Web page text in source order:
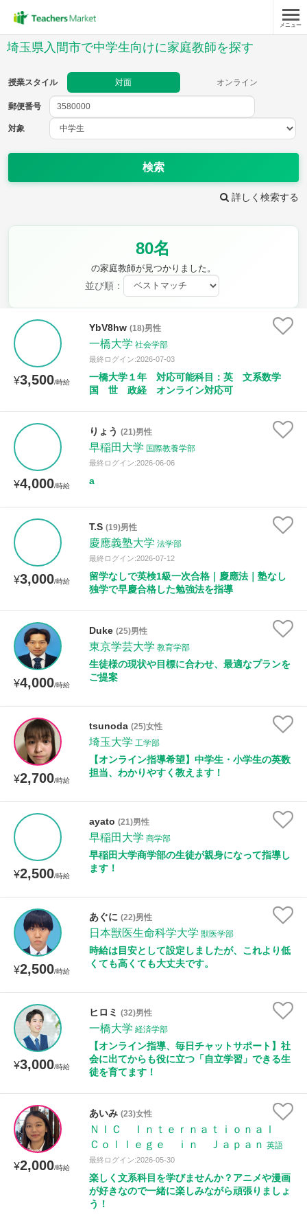
メニュー
埼玉県入間市で中学生向けに家庭教師を探す
授業スタイル 対面 オンライン
郵便番号
対象
検索
詳しく検索する
80名
の家庭教師が見つかりました。
並び順：
¥3,500/時給
YbV8hw (18)男性
一橋大学 社会学部
最終ログイン:2026-07-03
一橋大学１年 対応可能科目：英 文系数学
国 世 政経 オンライン対応可
¥4,000/時給
りょう (21)男性
早稲田大学 国際教養学部
最終ログイン:2026-06-06
a
¥3,000/時給
T.S (19)男性
慶應義塾大学 法学部
最終ログイン:2026-07-12
留学なしで英検1級一次合格｜慶應法｜塾なし
独学で早慶合格した勉強法を指導
¥4,000/時給
Duke (25)男性
東京学芸大学 教育学部
生徒様の現状や目標に合わせ、最適なプランを
ご提案
¥2,700/時給
tsunoda (25)女性
埼玉大学 工学部
【オンライン指導希望】中学生・小学生の英数
担当、わかりやすく教えます！
¥2,500/時給
ayato (21)男性
早稲田大学 商学部
早稲田大学商学部の生徒が親身になって指導し
ます！
¥2,500/時給
あぐに (22)男性
日本獣医生命科学大学 獣医学部
時給は目安として設定しましたが、これより低
くても高くても大丈夫です。
¥3,000/時給
ヒロミ (32)男性
一橋大学 経済学部
【オンライン指導、毎日チャットサポート】社
会に出てからも役に立つ「自立学習」できる生
徒を育てます！
¥2,000/時給
あいみ (23)女性
ＮＩＣ Ｉｎｔｅｒｎａｔｉｏｎａｌ
Ｃｏｌｌｅｇｅ ｉｎ Ｊａｐａｎ 英語
最終ログイン:2026-05-30
楽しく文系科目を学びませんか？アニメや漫画
が好きなので一緒に楽しみながら頑張りましょ
う！
郵便番号
教科
古典
公民 芸術 音楽 保健体育
時給：¥1,000 ～ ¥10,000
月曜日 火曜日 水曜日
土曜日 日曜日
距離：15km以内
年齢：18-101歳
性別